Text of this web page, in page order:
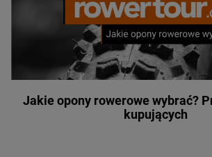
Jakie opony rowerowe wybrać?
kupujących